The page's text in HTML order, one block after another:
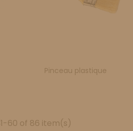
Pinceau plastique
60 of 86 item(s)